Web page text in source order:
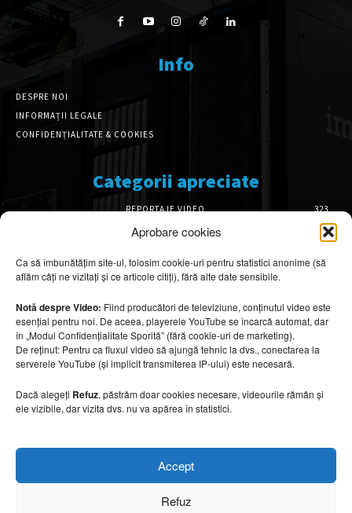
Aprobare cookies
Ca să îmbunătățim site-ul, folosim cookie-uri pentru statistici anonime (să
aflăm câți ne vizitați și ce articole citiți), fără alte date sensibile.
Notă despre Video: Fiind producători de televiziune, conținutul video este
esențial pentru noi. De aceea, playerele YouTube se încarcă automat, dar
în „Modul Confidențialitate Sporită” (fără cookie-uri de marketing).
De reținut: Pentru ca fluxul video să ajungă tehnic la dvs., conectarea la
serverele YouTube (și implicit transmiterea IP-ului) este necesară.
Dacă alegeți Refuz, păstrăm doar cookies necesare, videourile rămân și
ele vizibile, dar vizita dvs. nu va apărea în statistici.
Accept
Refuz
Info
DESPRE NOI
INFORMAȚII LEGALE
CONFIDENȚIALITATE & COOKIES
Categorii apreciate
REPORTAJE VIDEO
323
AMENAJĂRI INTERIOARE
126
DESIGN INTERIOR
64
ARHITECTURĂ & DESIGN
OPINII & ANALIZE
43
Articole recomandate
Cele mai impresionante cabane moderne
7 august 2026
Ouse Valley Viaduct, construcția care
7 august 2026